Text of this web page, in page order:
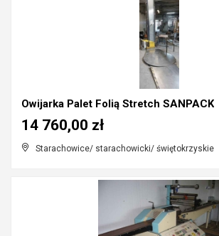
Owijarka Palet Folią Stretch SANPACK
Starachowice/ starachowicki/ świętokrzyskie
14 760,00 zł